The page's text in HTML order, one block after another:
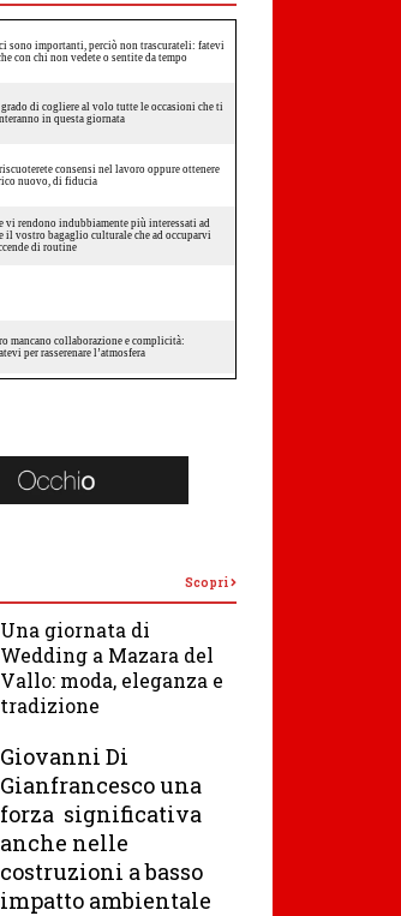
Scopri
Una giornata di
Wedding a Mazara del
Vallo: moda, eleganza e
tradizione
Giovanni Di
Gianfrancesco una
forza significativa
anche nelle
costruzioni a basso
impatto ambientale